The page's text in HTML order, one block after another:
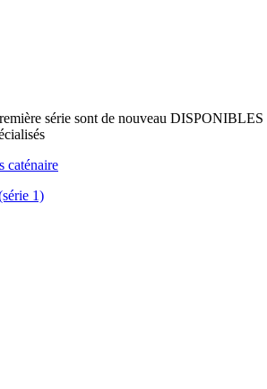
série sont de nouveau DISPONIBLES
1)